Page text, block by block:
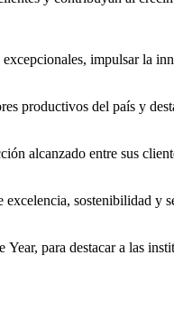
impulsar la
productivos del país y
alcanzado entre sus
sostenibilidad y
para destacar a las